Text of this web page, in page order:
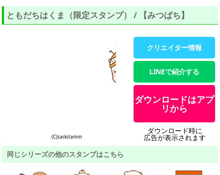
ともだちはくま（限定スタンプ） / 【みつばち】
(C)saikitamm
クリエイター情報
LINEで紹介する
ダウンロードはアプ
リから
ダウンロード時に
広告が表示されます
同じシリーズの他のスタンプはこちら